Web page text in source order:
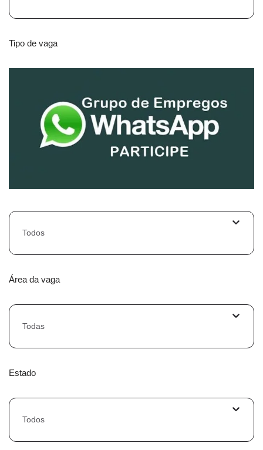
Tipo de vaga
Todos
Área da vaga
Todas
Estado
Todos